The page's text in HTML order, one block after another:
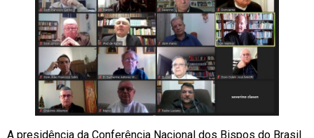
A presidência da Conferência Nacional dos Bispos do Brasil